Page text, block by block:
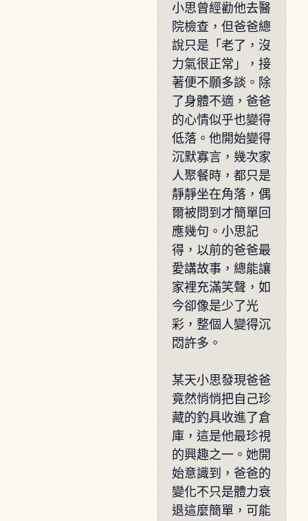
小思曾經勸他去醫
院檢查，但爸爸總
說只是「老了，沒
力氣很正常」，接
著便不願多談。除
了身體不適，爸爸
的心情似乎也變得
低落。他開始變得
沉默寡言，幾次家
人聚餐時，都只是
靜靜坐在角落，偶
爾被問到才簡單回
應幾句。小思記
得，以前的爸爸最
愛講故事，總能讓
家裡充滿笑聲，如
今卻像是少了光
彩，整個人變得沉
悶許多。
某天小思發現爸爸
竟然悄悄把自己珍
藏的釣具收進了倉
庫，這是他最珍視
的興趣之一。她開
始意識到，爸爸的
變化不只是體力衰
退這麼簡單，可能